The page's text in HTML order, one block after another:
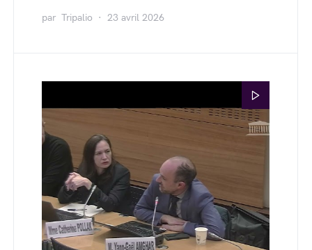
par Tripalio 23 avril 2026